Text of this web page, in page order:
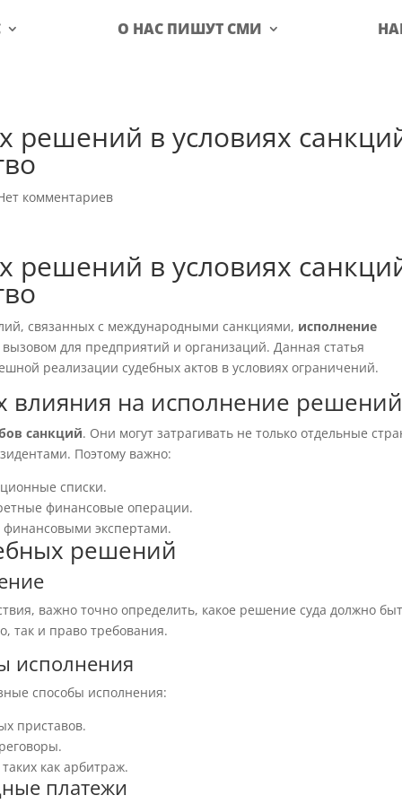
О НАС ПИШУТ СМИ
решений в условиях
комментариев
решений в условиях
связанных с международными санкциями, исполнение
для предприятий и организаций. Данная статья
реализации судебных актов в условиях ограничений.
влияния на исполнение
санкций. Они могут затрагивать не только отдельные
Поэтому важно:
списки.
финансовые операции.
экспертами.
решений
важно точно определить, какое решение суда должно
так и право требования.
исполнения
способы исполнения:
приставов.
как арбитраж.
платежи